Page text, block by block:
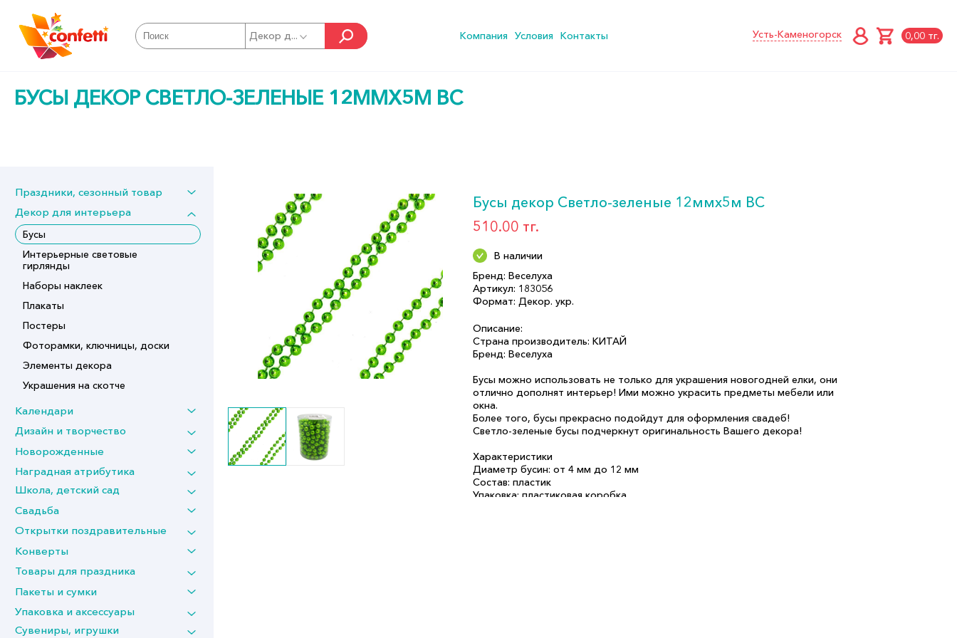
Декор д... Компания Условия Контакты Усть-Каменогорск 0,00 тг.
БУСЫ ДЕКОР СВЕТЛО-ЗЕЛЕНЫЕ 12ММХ5М ВС
Праздники, сезонный товар
Декор для интерьера
Бусы
Интерьерные световые
гирлянды
Наборы наклеек
Плакаты
Постеры
Фоторамки, ключницы, доски
Элементы декора
Украшения на скотче
Календари
Дизайн и творчество
Новорожденные
Наградная атрибутика
Школа, детский сад
Свадьба
Открытки поздравительные
Конверты
Товары для праздника
Пакеты и сумки
Упаковка и аксессуары
Сувениры, игрушки
Бусы декор Светло-зеленые 12ммх5м ВС
510.00 тг.
В наличии
Бренд: Веселуха
Артикул: 183056
Формат: Декор. укр.
Описание:
Страна производитель: КИТАЙ
Бренд: Веселуха
Бусы можно использовать не только для украшения новогодней елки, они
отлично дополнят интерьер! Ими можно украсить предметы мебели или
окна.
Более того, бусы прекрасно подойдут для оформления свадеб!
Светло-зеленые бусы подчеркнут оригинальность Вашего декора!
Характеристики
Диаметр бусин: от 4 мм до 12 мм
Состав: пластик
Упаковка: пластиковая коробка